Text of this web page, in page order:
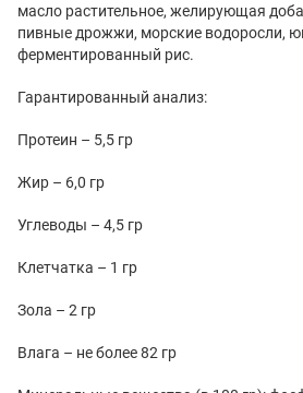
масло растительное, желирующая
пивные дрожжи, морские водоросли,
ферментированный рис.
Гарантированный анализ:
Протеин – 5,5 гр
Жир – 6,0 гр
Углеводы – 4,5 гр
Клетчатка – 1 гр
Зола – 2 гр
Влага – не более 82 гр